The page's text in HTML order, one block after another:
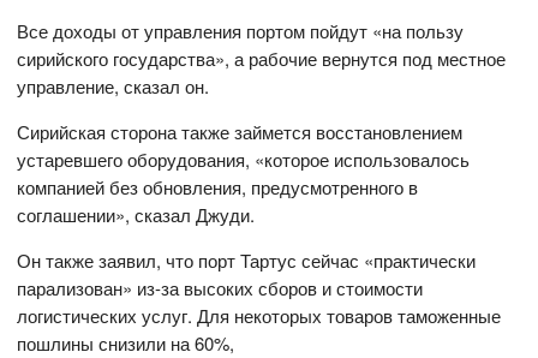
Все доходы от управления портом пойдут «на пользу
сирийского государства», а рабочие вернутся под местное
управление, сказал он.
Сирийская сторона также займется восстановлением
устаревшего оборудования, «которое использовалось
компанией без обновления, предусмотренного в
соглашении», сказал Джуди.
Он также заявил, что порт Тартус сейчас «практически
парализован» из-за высоких сборов и стоимости
логистических услуг. Для некоторых товаров таможенные
пошлины снизили на 60%,